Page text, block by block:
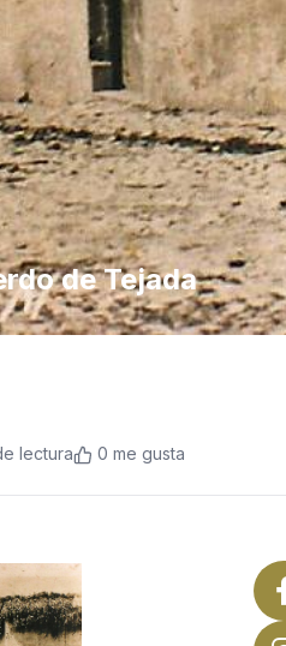
de Tejada
lectura 0 me gusta